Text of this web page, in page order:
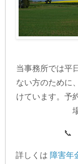
当事務所では平
ない方のために
けています。予
📞 090-
詳しくは 障害年